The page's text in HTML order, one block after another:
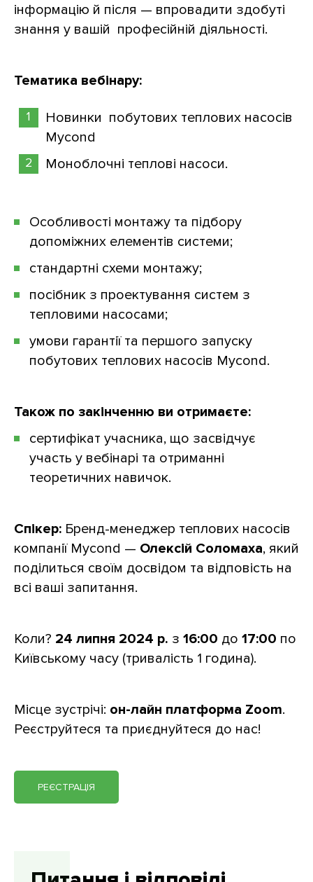
інформацію й після — впровадити здобуті
знання у вашій професійній діяльності.
Тематика вебінару:
Новинки побутових теплових насосів
Mycond
Моноблочні теплові насоси.
Особливості монтажу та підбору
допоміжних елементів системи;
стандартні схеми монтажу;
посібник з проектування систем з
тепловими насосами;
умови гарантії та першого запуску
побутових теплових насосів Mycond.
Також по закінченню ви отримаєте:
сертифікат учасника, що засвідчує
участь у вебінарі та отриманні
теоретичних навичок.
Спікер: Бренд-менеджер теплових насосів
компанії Mycond — Олексій Соломаха, який
поділиться своїм досвідом та відповість на
всі ваші запитання.
Коли? 24 липня 2024 р. з 16:00 до 17:00 по
Київському часу (тривалість 1 година).
Місце зустрічі: он-лайн платформа Zoom.
Реєструйтеся та приєднуйтеся до нас!
РЕЄСТРАЦІЯ